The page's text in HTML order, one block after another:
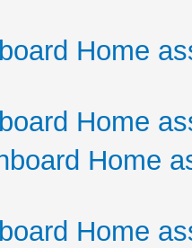
Home
Home
Home
Home